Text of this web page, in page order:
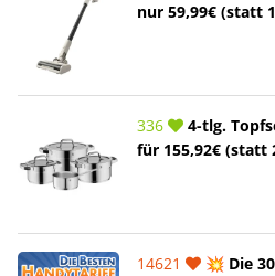
nur 59,99€ (statt
336
4-tlg.
für 155,92€ (statt
14621
💥 Die